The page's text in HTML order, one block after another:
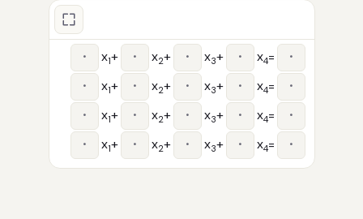
x1+
x1+
x1+
x1+
x2+
x2+
x2+
x2+
x3+
x3+
x3+
x3+
x4=
x4=
x4=
x4=